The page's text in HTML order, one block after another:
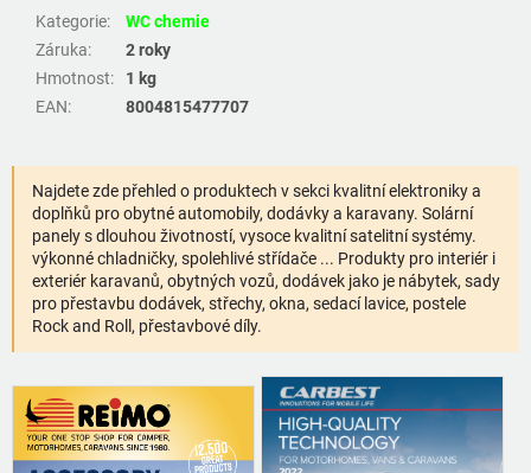
Kategorie:
WC chemie
Záruka:
2 roky
Hmotnost:
1 kg
EAN: 8004815477707
Najdete zde přehled o produktech v sekci kvalitní elektroniky a
doplňků pro obytné automobily, dodávky a karavany. Solární
panely s dlouhou životností, vysoce kvalitní satelitní systémy.
výkonné chladničky, spolehlivé střídače ... Produkty pro interiér i
exteriér karavanů, obytných vozů, dodávek jako je nábytek, sady
pro přestavbu dodávek, střechy, okna, sedací lavice, postele
Rock and Roll, přestavbové díly.